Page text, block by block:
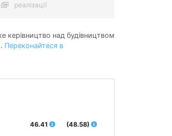
реалізації
керівництво над будівництвом
Переконайтеся в
46.41 (48.58)